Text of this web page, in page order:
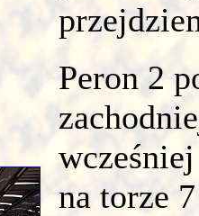
Peron 2
na torze